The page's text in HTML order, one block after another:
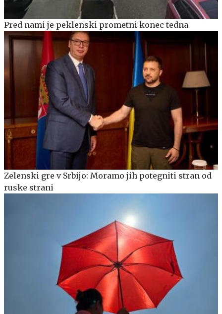
Pred nami je peklenski prometni konec tedna
Zelenski gre v Srbijo: Moramo jih potegniti stran od
ruske strani